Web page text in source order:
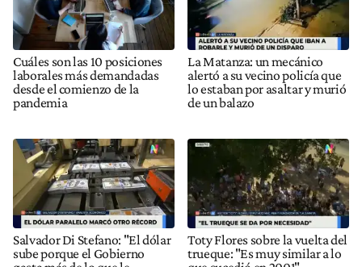
Cuáles son las 10 posiciones
laborales más demandadas
desde el comienzo de la
pandemia
La Matanza: un mecánico
alertó a su vecino policía que
lo estaban por asaltar y murió
de un balazo
Salvador Di Stefano: "El dólar
sube porque el Gobierno
Toty Flores sobre la vuelta del
trueque: "Es muy similar a lo